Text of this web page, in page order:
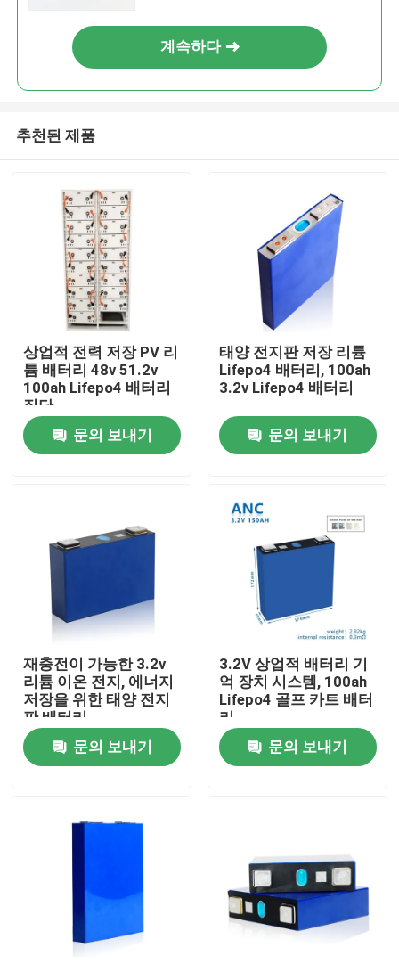
홈
회사 소개
공장 투어
품질 관리
연락처
가정용 도구 전지 저장
주거용 배터리 저장 시스템
계속하다
추천된 제품
상업적 전력 저장 PV 리
튬 배터리 48v 51.2v
100ah Lifepo4 배터리
집단
문의 보내기
태양 전지판 저장 리튬
Lifepo4 배터리, 100ah
3.2v Lifepo4 배터리
문의 보내기
재충전이 가능한 3.2v
리튬 이온 전지, 에너지
저장을 위한 태양 전지
판 배터리
문의 보내기
3.2V 상업적 배터리 기
억 장치 시스템, 100ah
Lifepo4 골프 카트 배터
리
문의 보내기